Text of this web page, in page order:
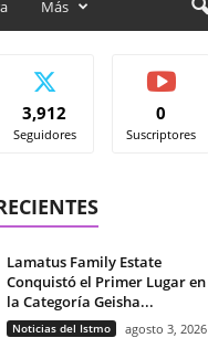
Más
3,912
Seguidores
0
Suscriptores
Lamatus Family Estate
Conquistó el Primer Lugar en
la Categoría Geisha...
Noticias del Istmo agosto 3, 2026